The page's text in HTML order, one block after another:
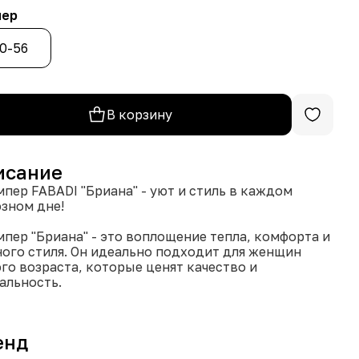
56
В корзину
FABADI "Бриана" - уют и стиль в каждом
дне!
"Бриана" - это воплощение тепла, комфорта и
стиля. Он идеально подходит для женщин
возраста, которые ценят качество и
63% кашемир, 28% шерсть, 9% эластан